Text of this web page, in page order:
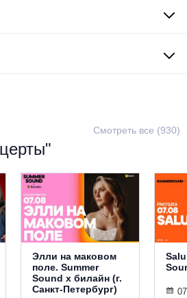
Смотреть все (930)
Элли на маковом
поле. Summer
Sound х билайн (г.
Санкт-Петербург)